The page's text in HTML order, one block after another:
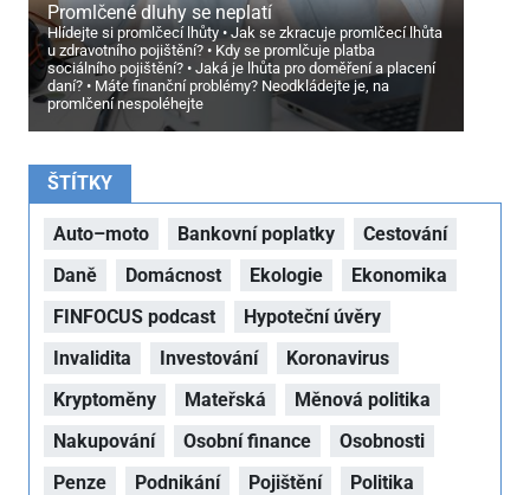
Promlčené dluhy se neplatí
Hlídejte si promlčecí lhůty
Jak se zkracuje promlčecí lhůta
u zdravotního pojištění?
Kdy se promlčuje platba
sociálního pojištění?
Jaká je lhůta pro doměření a placení
daní?
Máte finanční problémy? Neodkládejte je, na
promlčení nespoléhejte
ŠTÍTKY
Auto–moto Bankovní poplatky
Cestování
Daně
Domácnost Ekologie
Ekonomika
FINFOCUS podcast
Hypoteční úvěry
Invalidita
Investování
Koronavirus
Kryptoměny
Mateřská
Měnová politika
Nakupování
Osobní finance
Osobnosti
Penze
Podnikání Pojištění
Politika